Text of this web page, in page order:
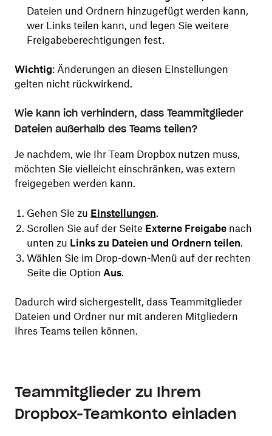
Dateien und Ordnern hinzugefügt werden kann,
wer Links teilen kann, und legen Sie weitere
Freigabeberechtigungen fest.
Wichtig: Änderungen an diesen Einstellungen
gelten nicht rückwirkend.
Wie kann ich verhindern, dass Teammitglieder
Dateien außerhalb des Teams teilen?
Je nachdem, wie Ihr Team Dropbox nutzen muss,
möchten Sie vielleicht einschränken, was extern
freigegeben werden kann.
Gehen Sie zu Einstellungen.
Scrollen Sie auf der Seite Externe Freigabe nach
unten zu Links zu Dateien und Ordnern teilen.
Wählen Sie im Drop-down-Menü auf der rechten
Seite die Option Aus.
Dadurch wird sichergestellt, dass Teammitglieder
Dateien und Ordner nur mit anderen Mitgliedern
Ihres Teams teilen können.
Teammitglieder zu Ihrem
Dropbox-Teamkonto einladen